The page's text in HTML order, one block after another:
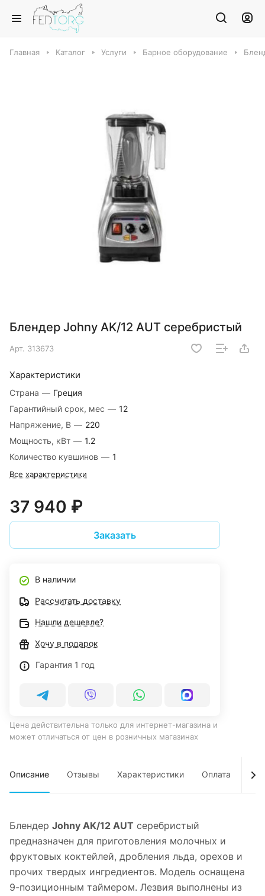
Главная Каталог Услуги Барное оборудование
Блендер Johny AK/12 AUT серебристый
Арт. 313673
Характеристики
Страна — Греция
Гарантийный срок, мес — 12
Напряжение, В — 220
Мощность, кВт — 1.2
Количество кувшинов — 1
Все характеристики
37 940 ₽
Заказать
В наличии
Рассчитать доставку
Нашли дешевле?
Хочу в подарок
Гарантия 1 год
Цена действительна только для интернет-магазина и
может отличаться от цен в розничных магазинах
Описание Отзывы Характеристики Оплата
Блендер Johny AK/12 AUT серебристый
предназначен для приготовления молочных и
фруктовых коктейлей, дробления льда, орехов и
прочих твердых ингредиентов. Модель оснащена
9-позиционным таймером. Лезвия выполнены из